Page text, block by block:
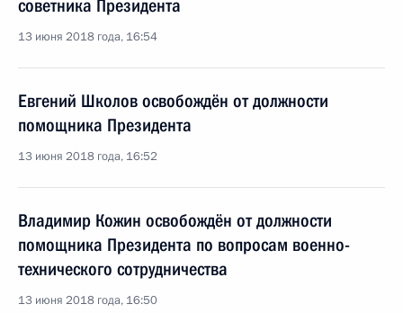
советника Президента
13 июня 2018 года, 16:54
Евгений Школов освобождён от должности
помощника Президента
13 июня 2018 года, 16:52
Владимир Кожин освобождён от должности
помощника Президента по вопросам военно-
технического сотрудничества
13 июня 2018 года, 16:50